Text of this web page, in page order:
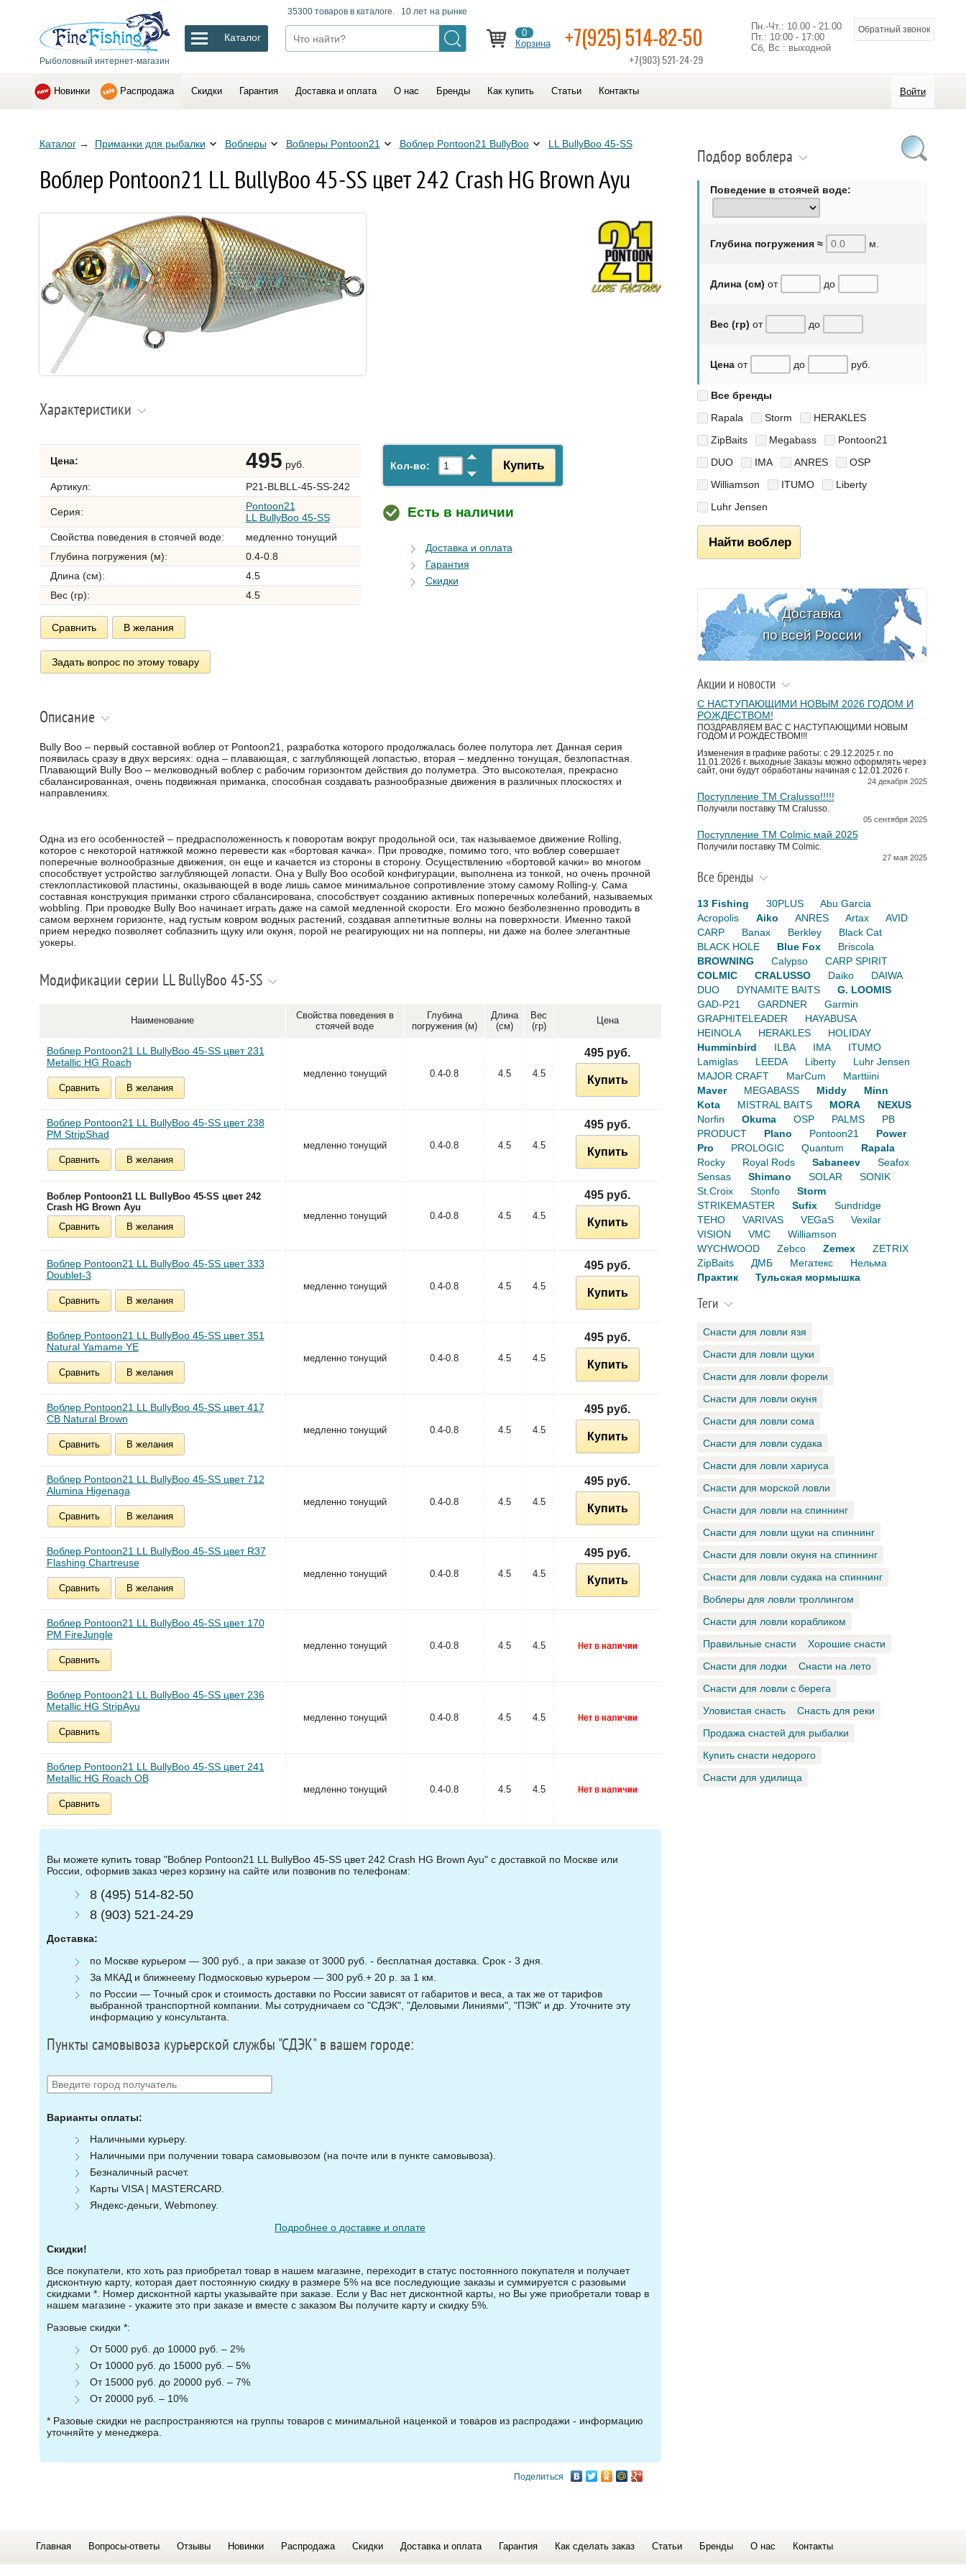
Рыболовный интернет-магазин
Каталог
35300 товаров в каталоге. 10 лет на рынке
0
Корзина
+7(925) 514-82-50
+7(903) 521-24-29
Пн.-Чт.: 10.00 - 21.00
Пт.: 10:00 - 17:00
Сб, Вс : выходной
Обратный звонок
Новинки Распродажа Скидки Гарантия Доставка и оплата О нас Бренды Как купить Статьи Контакты Войти
Каталог→ Приманки для рыбалки Воблеры Воблеры Pontoon21 Воблер Pontoon21 BullyBoo LL BullyBoo 45-SS
Воблер Pontoon21 LL BullyBoo 45-SS цвет 242 Crash HG Brown Ayu
Характеристики
Цена: 495 руб.
Артикул:
P21-BLBLL-45-SS-242
Серия:
Pontoon21
LL BullyBoo 45-SS
Свойства поведения в стоячей воде:
медленно тонущий
Глубина погружения (м):
0.4-0.8
Длина (см):
4.5
Вес (гр):
4.5
Сравнить В желания
Задать вопрос по этому товару
Кол-во: Купить
Есть в наличии
Доставка и оплата
Гарантия
Скидки
Описание
Bully Boo – первый составной воблер от Pontoon21, разработка которого продолжалась более полутора лет. Данная серия
появилась сразу в двух версиях: одна – плавающая, с заглубляющей лопастью, вторая – медленно тонущая, безлопастная.
Плавающий Bully Boo – мелководный воблер с рабочим горизонтом действия до полуметра. Это высокотелая, прекрасно
сбалансированная, очень подвижная приманка, способная создавать разнообразные движения в различных плоскостях и
направлениях.
Одна из его особенностей – предрасположенность к поворотам вокруг продольной оси, так называемое движение Rolling,
которое с некоторой натяжкой можно перевести как «бортовая качка». При проводке, помимо того, что воблер совершает
поперечные волнообразные движения, он еще и качается из стороны в сторону. Осуществлению «бортовой качки» во многом
способствует устройство заглубляющей лопасти. Она у Bully Boo особой конфигурации, выполнена из тонкой, но очень прочной
стеклопластиковой пластины, оказывающей в воде лишь самое минимальное сопротивление этому самому Rolling-у. Сама
составная конструкция приманки строго сбалансирована, способствует созданию активных поперечных колебаний, называемых
wobbling. При проводке Bully Boo начинает играть даже на самой медленной скорости. Его можно безболезненно проводить в
самом верхнем горизонте, над густым ковром водных растений, создавая аппетитные волны на поверхности. Именно такой
прием нередко позволяет соблазнить щуку или окуня, порой не реагирующих ни на попперы, ни даже на более элегантные
уокеры.
Модификации серии LL BullyBoo 45-SS
Наименование
Свойства поведения в
стоячей воде
Глубина
погружения (м)
Длина
(см)
Вес
(гр)
Цена
Воблер Pontoon21 LL BullyBoo 45-SS цвет 231
Metallic HG Roach
Сравнить В желания
медленно тонущий 0.4-0.8 4.5 4.5
495 руб.
Купить
Воблер Pontoon21 LL BullyBoo 45-SS цвет 238
PM StripShad
Сравнить В желания
медленно тонущий 0.4-0.8 4.5 4.5
495 руб.
Купить
Воблер Pontoon21 LL BullyBoo 45-SS цвет 242
Crash HG Brown Ayu
Сравнить
В желания
медленно тонущий 0.4-0.8 4.5 4.5
495 руб.
Купить
Воблер Pontoon21 LL BullyBoo 45-SS цвет 333
Doublet-3
Сравнить В желания
медленно тонущий 0.4-0.8 4.5 4.5
495 руб.
Купить
Воблер Pontoon21 LL BullyBoo 45-SS цвет 351
Natural Yamame YE
Сравнить В желания
медленно тонущий 0.4-0.8 4.5 4.5
495 руб.
Купить
Воблер Pontoon21 LL BullyBoo 45-SS цвет 417
CB Natural Brown
Сравнить В желания
медленно тонущий 0.4-0.8 4.5 4.5
495 руб.
Купить
Воблер Pontoon21 LL BullyBoo 45-SS цвет 712
Alumina Higenaga
Сравнить В желания
медленно тонущий 0.4-0.8 4.5 4.5
495 руб.
Купить
Воблер Pontoon21 LL BullyBoo 45-SS цвет R37
Flashing Chartreuse
Сравнить В желания
медленно тонущий 0.4-0.8 4.5 4.5
495 руб.
Купить
Воблер Pontoon21 LL BullyBoo 45-SS цвет 170
PM FireJungle
Сравнить
медленно тонущий 0.4-0.8 4.5 4.5
Воблер Pontoon21 LL BullyBoo 45-SS цвет 236
Metallic HG StripAyu
Сравнить
медленно тонущий 0.4-0.8 4.5 4.5
Воблер Pontoon21 LL BullyBoo 45-SS цвет 241
Metallic HG Roach OB
Сравнить
медленно тонущий 0.4-0.8 4.5 4.5
Вы можете купить товар "Воблер Pontoon21 LL BullyBoo 45-SS цвет 242 Crash HG Brown Ayu" с доставкой по Москве или
России, оформив заказ через корзину на сайте или позвонив по телефонам:
8 (495) 514-82-50
8 (903) 521-24-29
Доставка:
по Москве курьером — 300 руб., а при заказе от 3000 руб. - бесплатная доставка. Срок - 3 дня.
За МКАД и ближнеему Подмосковью курьером — 300 руб.+ 20 р. за 1 км.
по России — Точный срок и стоимость доставки по России зависят от габаритов и веса, а так же от тарифов
выбранной транспортной компании. Мы сотрудничаем со "СДЭК", "Деловыми Линиями", "ПЭК" и др. Уточните эту
информацию у консультанта.
Пункты самовывоза курьерской службы "СДЭК" в вашем городе:
Варианты оплаты:
Наличными курьеру.
Наличными при получении товара самовывозом (на почте или в пункте самовывоза).
Безналичный расчет.
Карты VISA | MASTERCARD.
Яндекс-деньги, Webmoney.
Подробнее о доставке и оплате
Скидки!
Все покупатели, кто хоть раз приобретал товар в нашем магазине, переходит в статус постоянного покупателя и получает
дисконтную карту, которая дает постоянную скидку в размере 5% на все последующие заказы и суммируется с разовыми
скидками *. Номер дисконтной карты указывайте при заказе. Если у Вас нет дисконтной карты, но Вы уже приобретали товар в
нашем магазине - укажите это при заказе и вместе с заказом Вы получите карту и скидку 5%.
Разовые скидки *:
От 5000 руб. до 10000 руб. – 2%
От 10000 руб. до 15000 руб. – 5%
От 15000 руб. до 20000 руб. – 7%
От 20000 руб. – 10%
* Разовые скидки не распространяются на группы товаров с минимальной наценкой и товаров из распродажи - информацию
уточняйте у менеджера.
Поделиться
Подбор воблера
Поведение в стоячей воде:
Глубина погружения ≈ м.
Длина (см) от до
Вес (гр) от до
Ценаот до руб.
Все бренды
Rapala
Storm
HERAKLES
ZipBaits
Megabass
Pontoon21
DUO
IMA ANRES
OSP
Williamson
ITUMO
Liberty
Luhr Jensen
Найти воблер
Доставка
по всей России
Акции и новости
С НАСТУПАЮЩИМИ НОВЫМ 2026 ГОДОМ И
РОЖДЕСТВОМ!
ПОЗДРАВЛЯЕМ ВАС С НАСТУПАЮЩИМИ НОВЫМ
ГОДОМ И РОЖДЕСТВОМ!!!
Изменения в графике работы: с 29.12.2025 г. по
11.01.2026 г. выходные Заказы можно оформлять через
сайт, они будут обработаны начиная с 12.01.2026 г.
24 декабря 2025
Поступление TM Cralusso!!!!!
Получили поставку ТМ Cralusso.
05 сентября 2025
Поступление TM Colmic май 2025
Получили поставку ТМ Colmic.
27 мая 2025
Все бренды
13 Fishing 30PLUS
Abu Garcia
Acropolis
Aiko ANRES Artax
AVID
CARP
Banax Berkley
Black Cat
BLACK HOLE
Blue Fox
Briscola
BROWNING
Calypso
CARP SPIRIT
COLMIC
CRALUSSO Daiko
DAIWA
DUO
DYNAMITE BAITS
G. LOOMIS
GAD-P21
GARDNER
Garmin
GRAPHITELEADER
HAYABUSA
HEINOLA
HERAKLES
HOLIDAY
Humminbird
ILBA IMA
ITUMO
Lamiglas
LEEDA Liberty
Luhr Jensen
MAJOR CRAFT
MarCum
Marttiini
Maver
MEGABASS Middy
Minn
Kota
MISTRAL BAITS MORA
NEXUS
Norfin
Okuma OSP PALMS
PB
PRODUCT
Plano Pontoon21
Power
Pro
PROLOGIC Quantum
Rapala
Rocky
Royal Rods Sabaneev
Seafox
Sensas
Shimano SOLAR
SONIK
St.Croix
Stonfo
Storm
STRIKEMASTER
Sufix
Sundridge
TEHO
VARIVAS VEGaS
Vexilar
VISION
VMC
Williamson
WYCHWOOD
Zebco Zemex
ZETRIX
ZipBaits
ДМБ Мегатекс
Нельма
Практик
Тульская мормышка
Теги
Снасти для ловли язя
Снасти для ловли щуки
Снасти для ловли форели
Снасти для ловли окуня
Снасти для ловли сома
Снасти для ловли судака
Снасти для ловли хариуса
Снасти для морской ловли
Снасти для ловли на спиннинг
Снасти для ловли щуки на спиннинг
Снасти для ловли окуня на спиннинг
Снасти для ловли судака на спиннинг
Воблеры для ловли троллингом
Снасти для ловли корабликом
Правильные снасти
Хорошие снасти
Снасти для лодки
Снасти на лето
Снасти для ловли с берега
Уловистая снасть
Снасть для реки
Продажа снастей для рыбалки
Купить снасти недорого
Снасти для удилища
Главная Вопросы-ответы Отзывы Новинки Распродажа Скидки Доставка и оплата Гарантия Как сделать заказ Статьи Бренды О нас Контакты